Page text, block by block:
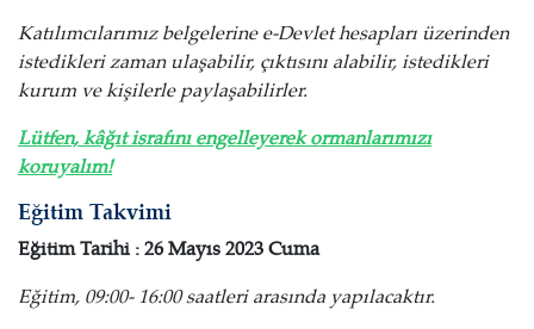
Katılımcılarımız belgelerine e-Devlet hesapları üzerinden
istedikleri zaman ulaşabilir, çıktısını alabilir, istedikleri
kurum ve kişilerle paylaşabilirler.
Lütfen, kâğıt israfını engelleyerek ormanlarımızı
koruyalım!
Eğitim Takvimi
Eğitim Tarihi : 26 Mayıs 2023 Cuma
Eğitim, 09:00- 16:00 saatleri arasında yapılacaktır.